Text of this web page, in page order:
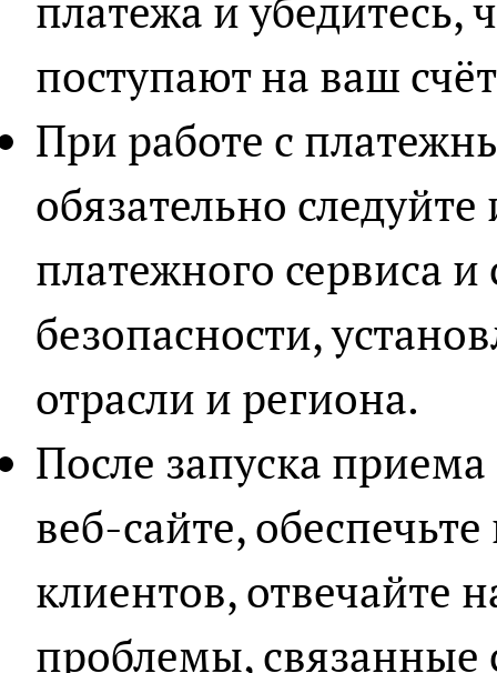
поступают на ваш
При работе с
обязательно
платежного сервиса
безопасности,
отрасли и региона.
После запуска
веб-сайте,
клиентов, отвечайте
проблемы, связанные